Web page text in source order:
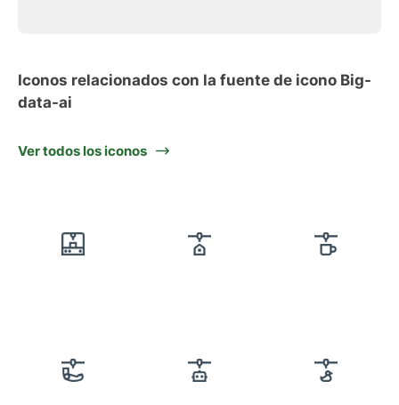
Iconos relacionados con la fuente de icono Big-
data-ai
Ver todos los iconos